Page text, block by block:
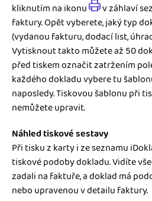
kliknutím na ikonu
v záhlaví
faktury. Opět vyberete, jaký typ
(vydanou fakturu, dodací list,
Vytisknout takto můžete až 50
před tiskem označit zatržením
každého dokladu vybere tu
naposledy. Tiskovou šablonu při
nemůžete upravit.
Náhled tiskové sestavy
Při tisku z karty i ze seznamu
tiskové podoby dokladu. Vidíte
zadali na faktuře, a doklad má
nebo upravenou v detailu faktury.